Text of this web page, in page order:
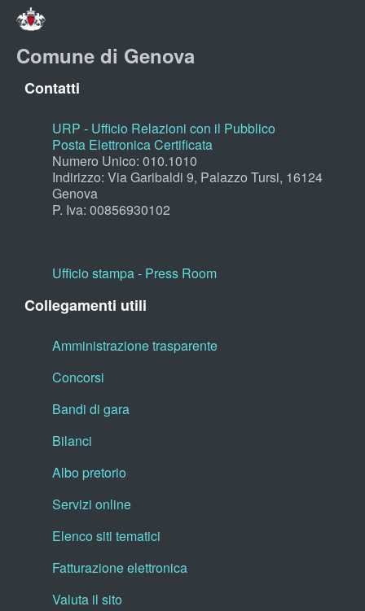
Comune di Genova
Contatti
URP - Ufficio Relazioni con il Pubblico
Posta Elettronica Certificata
Numero Unico: 010.1010
Indirizzo: Via Garibaldi 9, Palazzo Tursi, 16124
Genova
P. Iva: 00856930102
Ufficio stampa - Press Room
Collegamenti utili
Amministrazione trasparente
Concorsi
Bandi di gara
Bilanci
Albo pretorio
Servizi online
Elenco siti tematici
Fatturazione elettronica
Valuta il sito